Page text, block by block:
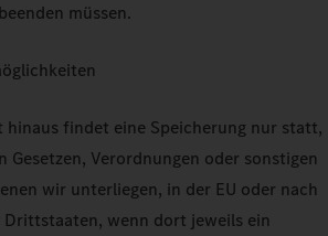
müssen.
hinaus findet eine Speicherung nur statt,
Gesetzen, Verordnungen oder sonstigen
wir unterliegen, in der EU oder nach
wenn dort jeweils ein